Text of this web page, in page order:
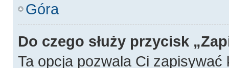
Góra
Do czego służy przycisk
Ta opcja pozwala Ci